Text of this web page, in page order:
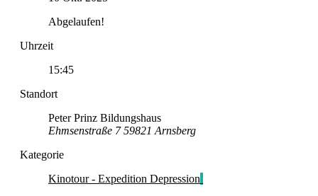
Abgelaufen!
Uhrzeit
15:45
Standort
Peter Prinz Bildungshaus
Ehmsenstraße 7 59821 Arnsberg
Kategorie
Kinotour - Expedition Depression